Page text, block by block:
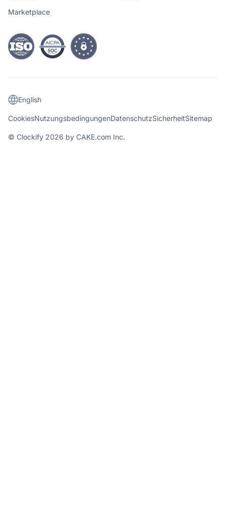
Marketplace
© Clockify 2026 by CAKE.com Inc.
CookiesNutzungsbedingungenDatenschutzSicherheitSitemap
English